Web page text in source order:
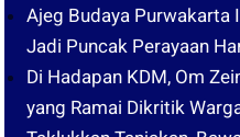
Ajeg Budaya Purwakarta
Jadi Puncak Perayaan
Di Hadapan KDM, Om
yang Ramai Dikritik